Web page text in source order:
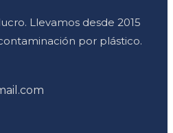
Llevamos desde 2015
por plástico.